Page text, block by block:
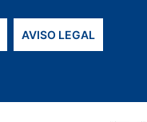
AVISO LEGAL